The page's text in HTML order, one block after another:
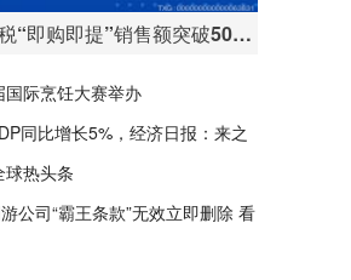
海南离岛免税“即购即提”销售额突破50亿元 购物人数255万人次
际烹饪大赛举办
同比增长5%，经济日报：来之
热头条
公司“霸王条款”无效立即删除 看